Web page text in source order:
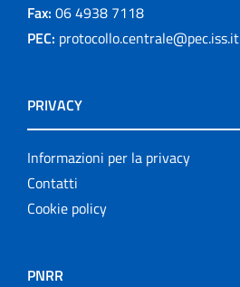
Fax: 06 4938 7118
PEC: protocollo.centrale@pec.iss.it
PRIVACY
Informazioni per la privacy
Contatti
Cookie policy
PNRR